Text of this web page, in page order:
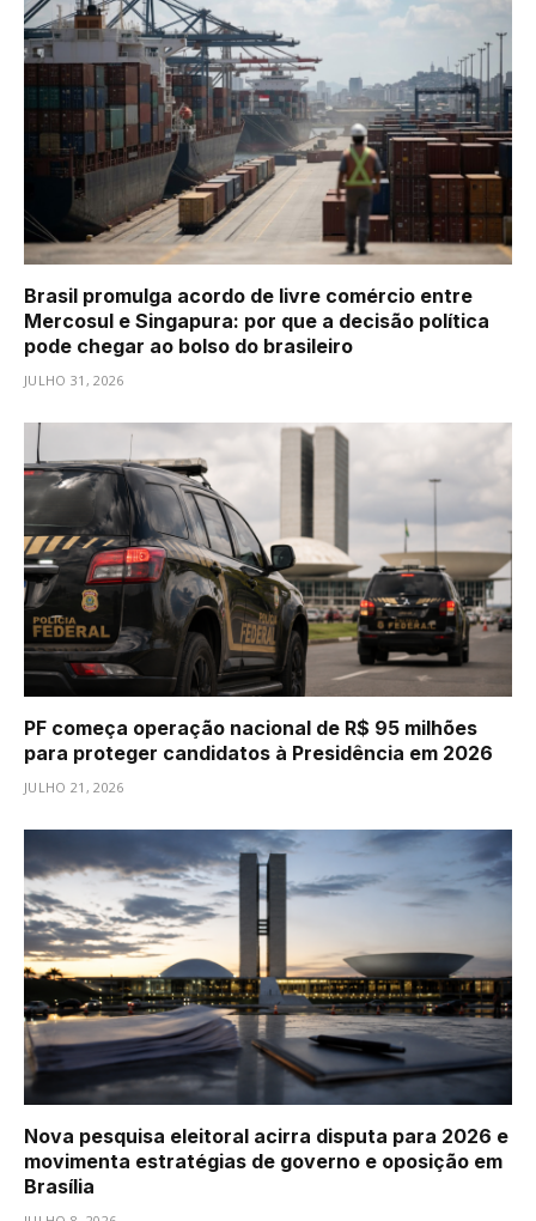
Brasil promulga acordo de livre comércio entre
Mercosul e Singapura: por que a decisão política
pode chegar ao bolso do brasileiro
JULHO 31, 2026
PF começa operação nacional de R$ 95 milhões
para proteger candidatos à Presidência em 2026
JULHO 21, 2026
Nova pesquisa eleitoral acirra disputa para 2026 e
movimenta estratégias de governo e oposição em
Brasília